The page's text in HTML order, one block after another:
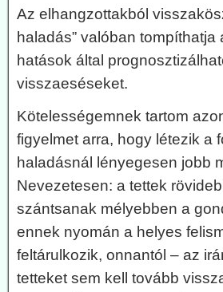
Az elhangzottakból
haladás” valóban
hatások által
visszaeséseket.
Kötelességemnek tartom
figyelmet arra, hogy létezik a
haladásnál lényegesen jobb
Nevezetesen: a tettek
szántsanak mélyebben a
ennek nyomán a helyes
feltárulkozik, onnantól – az
tetteket sem kell tovább